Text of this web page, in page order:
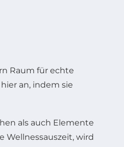
Raum für echte
an, indem sie
als auch Elemente
Wellnessauszeit, wird